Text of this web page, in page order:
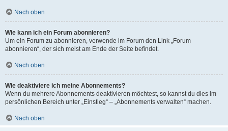
Nach oben
Wie kann ich ein Forum abonnieren?
Um ein Forum zu abonnieren, verwende im Forum den Link „Forum
abonnieren“, der sich meist am Ende der Seite befindet.
Nach oben
Wie deaktiviere ich meine Abonnements?
Wenn du mehrere Abonnements deaktivieren möchtest, so kannst du dies im
persönlichen Bereich unter „Einstieg“ – „Abonnements verwalten“ machen.
Nach oben